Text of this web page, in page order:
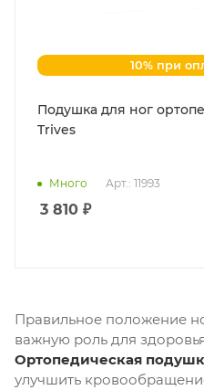
10% при
Подушка для ног
Trives
Много Арт.: 11993
3 810 ₽
Правильное положение
важную роль для
Ортопедическая
улучшить